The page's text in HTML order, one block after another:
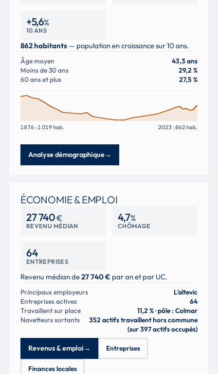
+5,6%
10 ANS
862 habitants — population en croissance sur 10 ans.
Âge moyen
43,3 ans
Moins de 30 ans
29,2 %
60 ans et plus
27,5 %
1876 : 1 019 hab. 2023 : 862 hab.
Analyse démographique→
ÉCONOMIE & EMPLOI
27 740€
REVENU MÉDIAN
4,7%
CHÔMAGE
64
ENTREPRISES
Revenu médian de27 740 € par an et par UC.
Principaux employeurs
L'altevic
Entreprises actives
64
Travaillent sur place
11,2 % · pôle : Colmar
Navetteurs sortants
352 actifs travaillent hors commune
(sur 397 actifs occupés)
Revenus & emploi→ Entreprises
Finances locales